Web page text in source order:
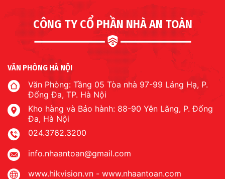
CÔNG TY CỔ PHẦN NHÀ AN TOÀN
VĂN PHÒNG HÀ NỘI
Văn Phòng: Tầng 05 Tòa nhà 97-99 Láng Hạ, P.
Đống Đa, TP. Hà Nội
Kho hàng và Bảo hành: 88-90 Yên Lãng, P. Đống
Đa, Hà Nội
024.3762.3200
info.nhaantoan@gmail.com
www.hikvision.vn - www.nhaantoan.com